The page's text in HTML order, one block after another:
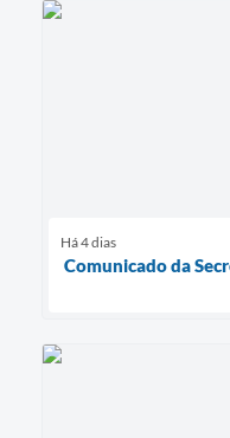
Há 4 dias
Comunicado da